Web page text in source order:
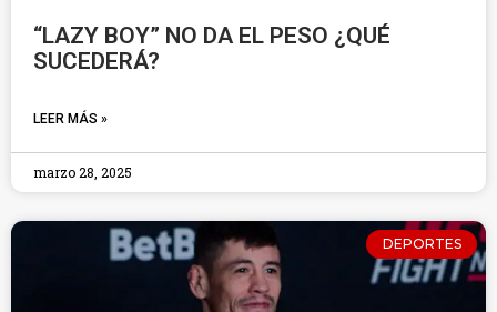
“LAZY BOY” NO DA EL PESO ¿QUÉ
SUCEDERÁ?
LEER MÁS »
marzo 28, 2025
DEPORTES